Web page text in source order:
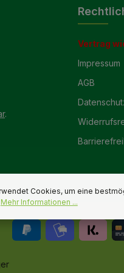
.
Vertrag
Impressum
AGB
Cookies, um eine
Mehr Informationen ...